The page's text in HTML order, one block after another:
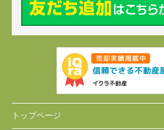
トップページ